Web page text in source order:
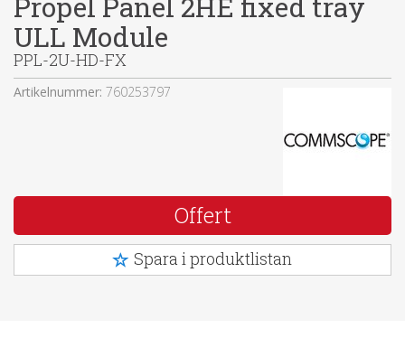
ULL Module
PPL-2U-HD-FX
Artikelnummer: 760253797
Offert
Spara i produktlistan